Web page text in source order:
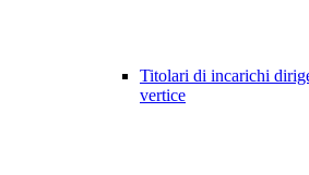
Titolari di incarichi
vertice